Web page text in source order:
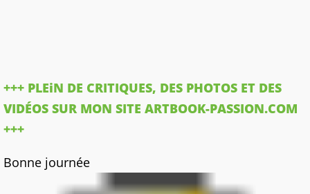
+++ PLEiN DE CRITIQUES, DES PHOTOS ET DES
VIDÉOS SUR MON SITE ARTBOOK-PASSION.COM
+++
Bonne journée